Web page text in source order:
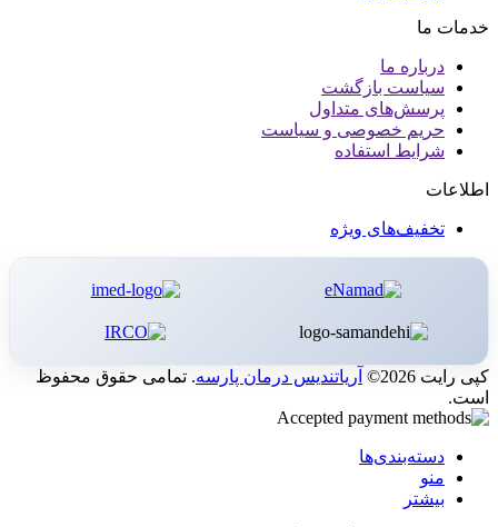
خدمات ما
درباره ما
سیاست بازگشت
پرسش‌های متداول
حریم خصوصی و سیاست
شرایط استفاده
اطلاعات
تخفیف‌های ویژه
کپی رایت 2026© آریاتندیس درمان پارسه. تمامی حقوق محفوظ
است.
دسته‌بندی‌ها
منو
بیشتر